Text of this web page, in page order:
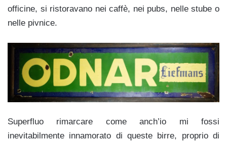
officine, si ristoravano nei caffè, nei pubs, nelle stube o
nelle pivnice.
Superfluo rimarcare come anch’io mi fossi
inevitabilmente innamorato di queste birre, proprio di